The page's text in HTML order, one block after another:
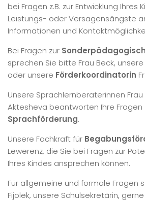
bei Fragen z.B. zur Entwicklung Ihres
Leistungs- oder Versagensängste
Informationen und
Bei Fragen zur
sprechen Sie bitte Frau Beck,
oder unsere Förderkoordinatorin
Unsere Sprachlernberaterinnen
Aktesheva beantworten Ihre Fragen
Sprachförderung.
Unsere Fachkraft für
Lewerenz, die Sie bei Fragen zur
Ihres Kindes ansprechen können.
Für allgemeine und formale Fragen
Fijolek, unsere Schulsekretärin,